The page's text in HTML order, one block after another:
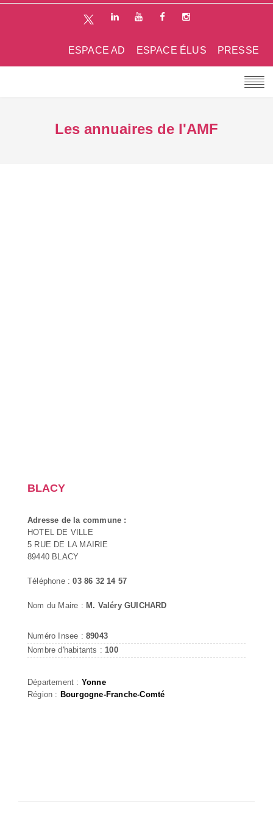
PRESSE
ESPACE ÉLUS
ESPACE AD
Les annuaires de l'AMF
BLACY
Adresse de la commune :
HOTEL DE VILLE
5 RUE DE LA MAIRIE
89440 BLACY
Téléphone :03 86 32 14 57
Nom du Maire : M. Valéry GUICHARD
Numéro Insee : 89043
Nombre d'habitants : 100
Département : Yonne
Région : Bourgogne-Franche-Comté